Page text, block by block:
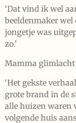
‘Dat vind ik wel
beeldenmaker
jongetje was
zo.’
Mamma glimlacht
‘Het gekste
grote brand in de
alle huizen waren
volgende huis